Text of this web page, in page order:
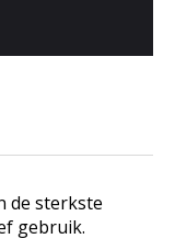
de sterkste
gebruik.